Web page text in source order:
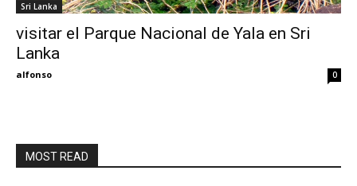
Sri Lanka
visitar el Parque Nacional de Yala en Sri
Lanka
alfonso 0
MOST READ